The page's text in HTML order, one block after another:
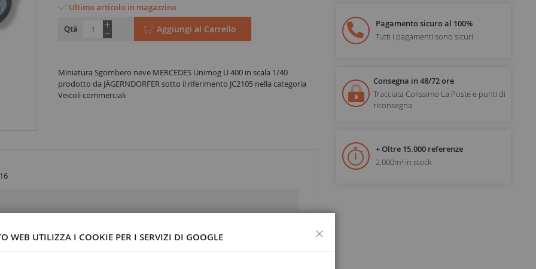
Ultimo articolo in magazzino
Qtà
Aggiungi al Carrello
Miniatura Sgombero neve MERCEDES Unimog U 400 in scala 1/40
prodotto da JÄGERNDORFER sotto il riferimento JC2105 nella categoria
Veicoli commerciali
Pagamento sicuro al 100%
Tutti i pagamenti sono sicuri
Consegna in 48/72 ore
Tracciata Colissimo La Poste e punti di
riconsegna
+ Oltre 15.000 referenze
2.000m² in stock
WEB UTILIZZA I COOKIE PER I SERVIZI DI GOOGLE